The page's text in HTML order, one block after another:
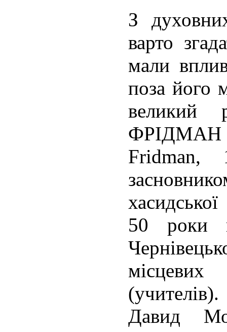
З
варто
мали
поза його
ФРІДМАН
Frіdman,
50 роки
Давид